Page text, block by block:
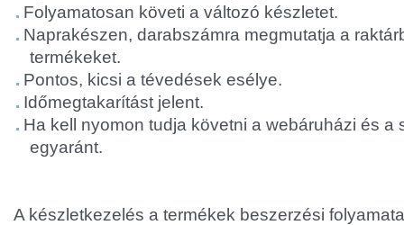
Folyamatosan követi a változó készletet.
Naprakészen, darabszámra megmutatja a
termékeket.
Pontos, kicsi a tévedések esélye.
Időmegtakarítást jelent.
Ha kell nyomon tudja követni a webáruházi és a
egyaránt.
A készletkezelés a termékek beszerzési